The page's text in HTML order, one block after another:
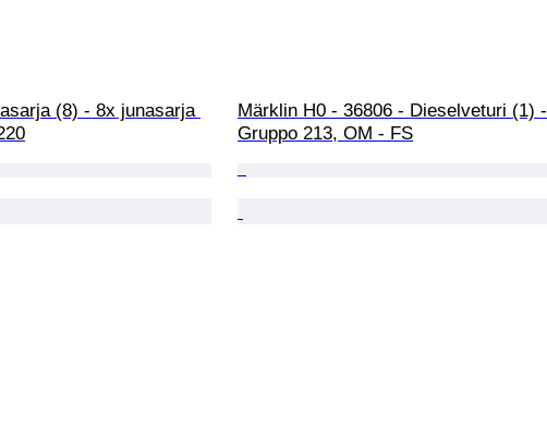
(8) - 8x junasarja
Märklin H0 - 36806 - Dieselveturi (1) -
Gruppo 213, OM - FS